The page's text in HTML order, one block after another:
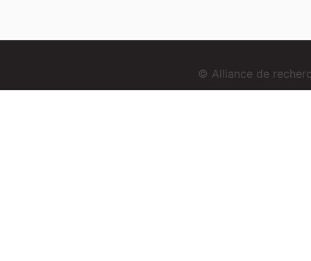
© Alliance de